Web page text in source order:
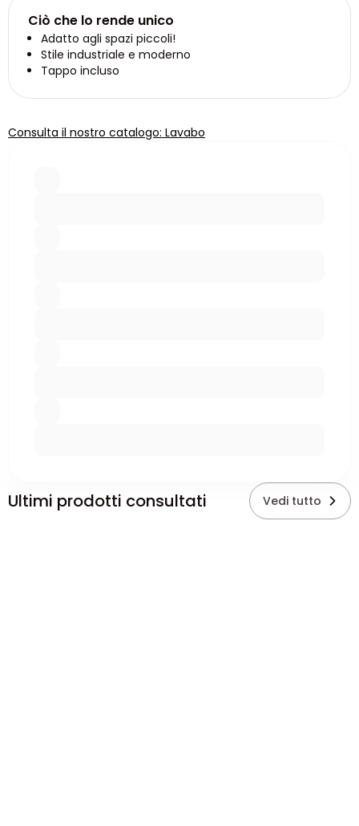
Ciò che lo rende unico
Adatto agli spazi piccoli!
Stile industriale e moderno
Tappo incluso
Consulta il nostro catalogo: Lavabo
Ultimi prodotti consultati Vedi tutto